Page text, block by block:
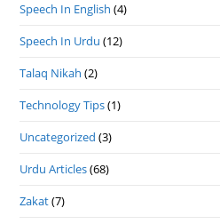
Speech In English (4)
Speech In Urdu (12)
Talaq Nikah (2)
Technology Tips(1)
Uncategorized (3)
Urdu Articles(68)
Zakat(7)